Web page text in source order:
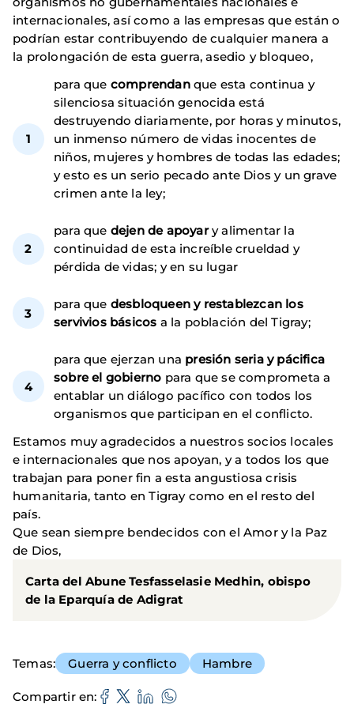
internacionales, así como a las empresas que están o
podrían estar contribuyendo de cualquier manera a
la prolongación de esta guerra, asedio y bloqueo,
para que comprendanque esta continua y
silenciosa situación genocida está
destruyendo diariamente, por horas y minutos,
un inmenso número de vidas inocentes de
niños, mujeres y hombres de todas las edades;
y esto es un serio pecado ante Dios y un grave
crimen ante la ley;
para que dejen de apoyary alimentar la
continuidad de esta increíble crueldad y
pérdida de vidas; y en su lugar
para que desbloqueen y restablezcan los
servivios básicos a la población del Tigray;
para que ejerzan una presión seria y pácifica
sobre el gobierno para que se comprometa a
entablar un diálogo pacífico con todos los
organismos que participan en el conflicto.
Estamos muy agradecidos a nuestros socios locales
e internacionales que nos apoyan, y a todos los que
trabajan para poner fin a esta angustiosa crisis
humanitaria, tanto en Tigray como en el resto del
país.
Que sean siempre bendecidos con el Amor y la Paz
de Dios,
Carta del Abune Tesfasselasie Medhin, obispo
de la Eparquía de Adigrat
Temas Guerra y conflicto Hambre
Compartir en